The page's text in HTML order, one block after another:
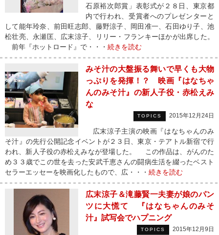
石原裕次郎賞」表彰式が２８日、東京都
内で行われ、受賞者へのプレゼンターと
して能年玲奈、前田旺志郎、藤野涼子、岡田准一、石田ゆり子、池
松壮亮、永瀬匡、広末涼子、リリー・フランキーほかが出席した。
前年『ホットロード』で・・・ 続きを読む
みそ汁の大盤振る舞いで早くも大物
っぷりを発揮！？ 映画『はなちゃ
んのみそ汁』の新人子役・赤松えみ
な
TOPICS 2015年12月24日
広末涼子主演の映画『はなちゃんのみ
そ汁』の先行公開記念イベントが２３日、東京・テアトル新宿で行
われ、新人子役の赤松えみなが登場した。 この作品は、がんのた
め３３歳でこの世を去った安武千恵さんの闘病生活を綴ったベスト
セラーエッセーを映画化したもので、広・・・ 続きを読む
広末涼子＆滝藤賢一夫妻が娘のパン
ツに大慌て 『はなちゃんのみそ
汁』試写会でハプニング
TOPICS 2015年12月9日